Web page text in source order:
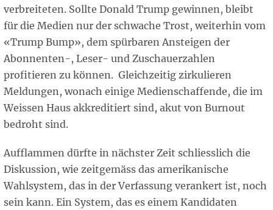
verbreiteten. Sollte Donald Trump gewinnen, bleibt
für die Medien nur der schwache Trost, weiterhin vom
«Trump Bump», dem spürbaren Ansteigen der
Abonnenten-, Leser- und Zuschauerzahlen
profitieren zu können. Gleichzeitig zirkulieren
Meldungen, wonach einige Medienschaffende, die im
Weissen Haus akkreditiert sind, akut von Burnout
bedroht sind.
Aufflammen dürfte in nächster Zeit schliesslich die
Diskussion, wie zeitgemäss das amerikanische
Wahlsystem, das in der Verfassung verankert ist, noch
sein kann. Ein System, das es einem Kandidaten